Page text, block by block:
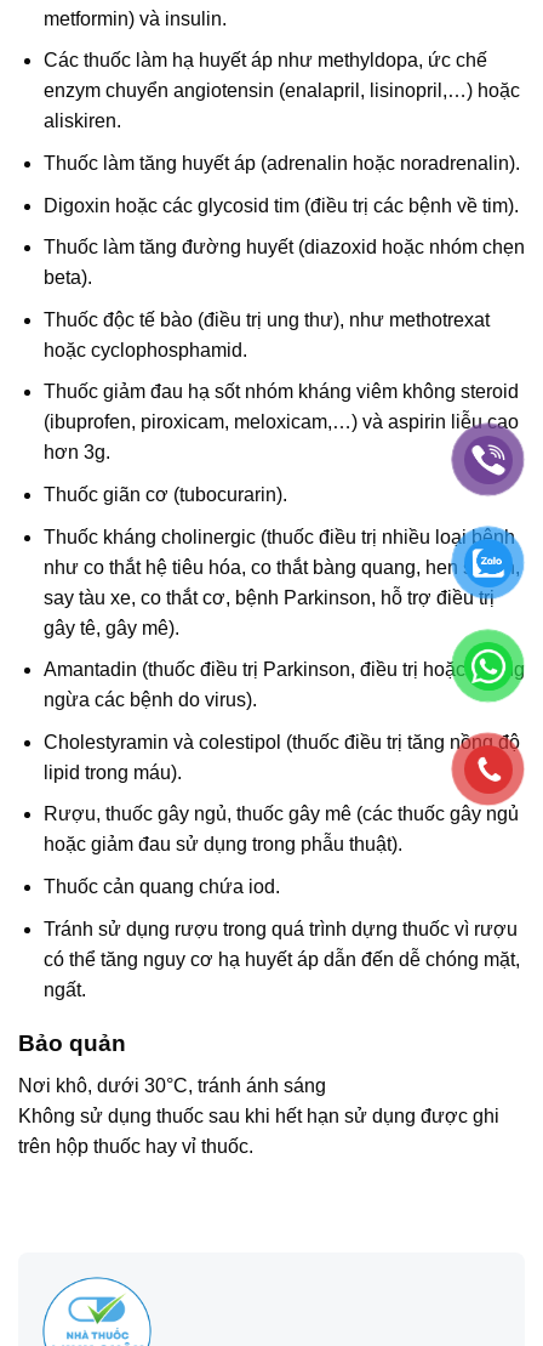
metformin) và insulin.
Các thuốc làm hạ huyết áp như methyldopa, ức chế
enzym chuyển angiotensin (enalapril, lisinopril,…) hoặc
aliskiren.
Thuốc làm tăng huyết áp (adrenalin hoặc noradrenalin).
Digoxin hoặc các glycosid tim (điều trị các bệnh về tim).
Thuốc làm tăng đường huyết (diazoxid hoặc nhóm chẹn
beta).
Thuốc độc tế bào (điều trị ung thư), như methotrexat
hoặc cyclophosphamid.
Thuốc giảm đau hạ sốt nhóm kháng viêm không steroid
(ibuprofen, piroxicam, meloxicam,…) và aspirin liễu cao
hơn 3g.
Thuốc giãn cơ (tubocurarin).
Thuốc kháng cholinergic (thuốc điều trị nhiều loại bệnh
như co thắt hệ tiêu hóa, co thắt bàng quang, hen suyễn,
say tàu xe, co thắt cơ, bệnh Parkinson, hỗ trợ điều trị
gây tê, gây mê).
Amantadin (thuốc điều trị Parkinson, điều trị hoặc phòng
ngừa các bệnh do virus).
Cholestyramin và colestipol (thuốc điều trị tăng nồng độ
lipid trong máu).
Rượu, thuốc gây ngủ, thuốc gây mê (các thuốc gây ngủ
hoặc giảm đau sử dụng trong phẫu thuật).
Thuốc cản quang chứa iod.
Tránh sử dụng rượu trong quá trình dựng thuốc vì rượu
có thể tăng nguy cơ hạ huyết áp dẫn đến dễ chóng mặt,
ngất.
Bảo quản
Nơi khô, dưới 30°C, tránh ánh sáng
Không sử dụng thuốc sau khi hết hạn sử dụng được ghi
trên hộp thuốc hay vỉ thuốc.